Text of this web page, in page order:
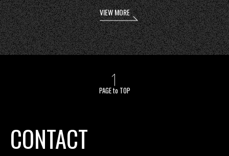
VIEW MORE
PAGE to TOP
CONTACT